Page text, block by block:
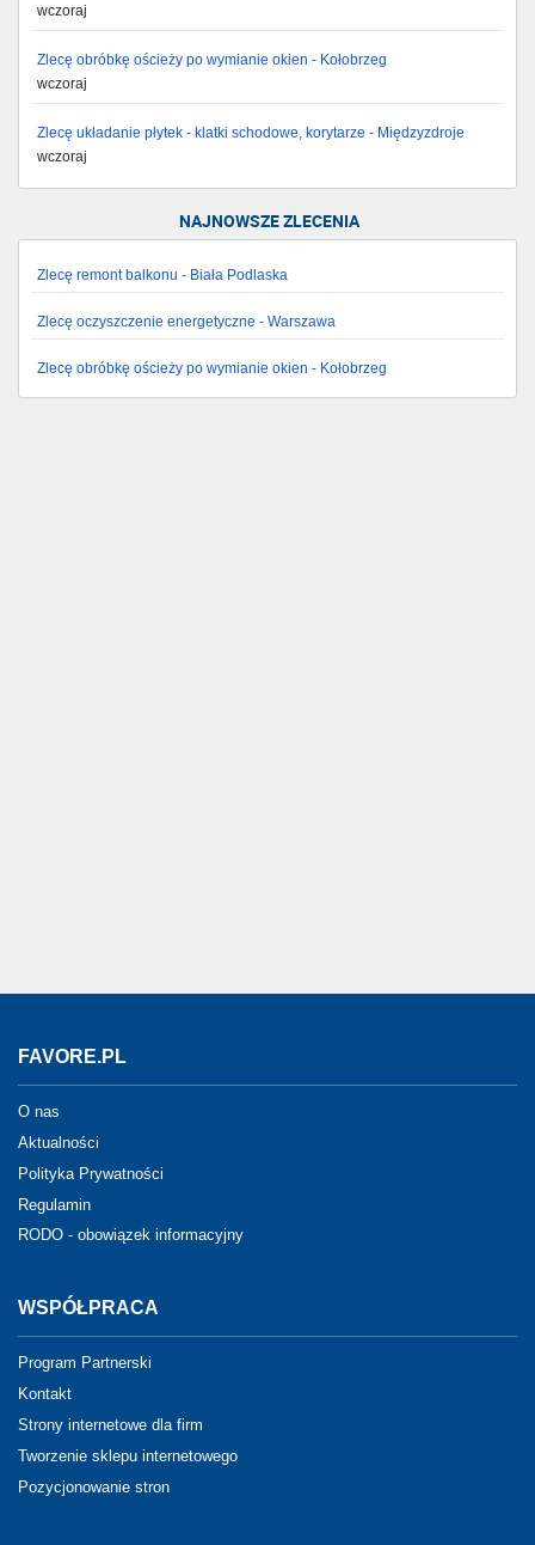
wczoraj
Zlecę obróbkę ościeży po wymianie okien - Kołobrzeg
wczoraj
Zlecę układanie płytek - klatki schodowe, korytarze - Międzyzdroje
wczoraj
NAJNOWSZE ZLECENIA
Zlecę remont balkonu - Biała Podlaska
Zlecę oczyszczenie energetyczne - Warszawa
Zlecę obróbkę ościeży po wymianie okien - Kołobrzeg
FAVORE.PL
O nas
Aktualności
Polityka Prywatności
Regulamin
RODO - obowiązek informacyjny
WSPÓŁPRACA
Program Partnerski
Kontakt
Strony internetowe dla firm
Tworzenie sklepu internetowego
Pozycjonowanie stron